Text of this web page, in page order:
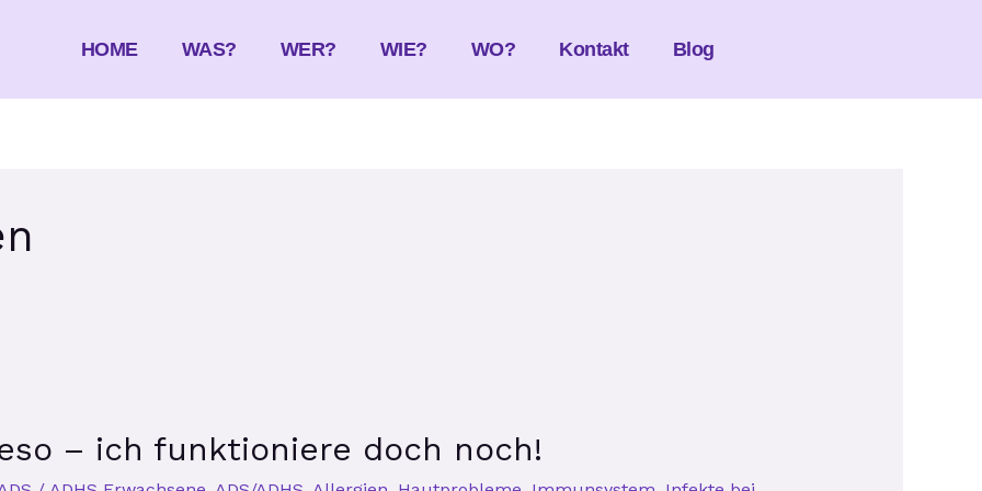
HOME WAS? WER? WIE? WO? Kontakt Blog
– ich funktioniere doch noch!